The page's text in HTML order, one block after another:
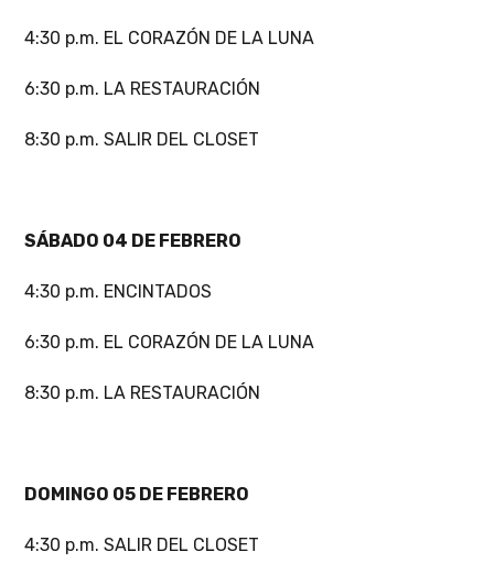
4:30 p.m. EL CORAZÓN DE LA LUNA
6:30 p.m. LA RESTAURACIÓN
8:30 p.m. SALIR DEL CLOSET
SÁBADO 04 DE FEBRERO
4:30 p.m. ENCINTADOS
6:30 p.m. EL CORAZÓN DE LA LUNA
8:30 p.m. LA RESTAURACIÓN
DOMINGO 05 DE FEBRERO
4:30 p.m. SALIR DEL CLOSET